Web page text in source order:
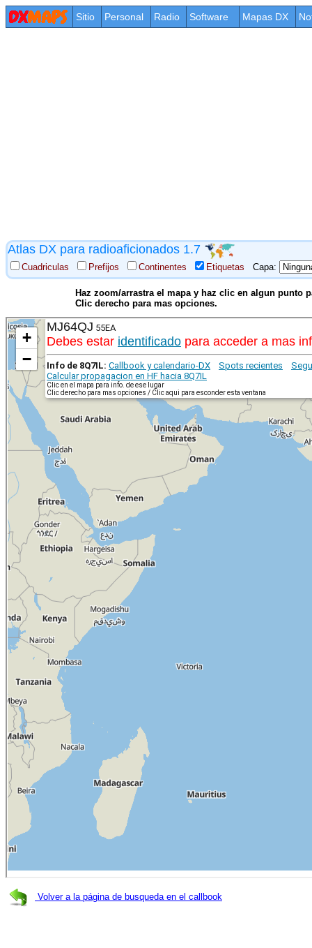
Sitio Personal Radio Software Mapas DX
Atlas DX para radioaficionados 1.7
Cuadriculas Prefijos Continentes Etiquetas Capa:
Haz zoom/arrastra el mapa y haz clic en algun punto
Clic derecho para mas opciones.
Volver a la página de busqueda en el callbook